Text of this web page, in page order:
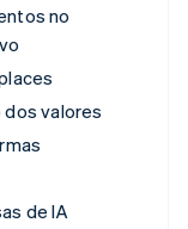
no
valores
de IA